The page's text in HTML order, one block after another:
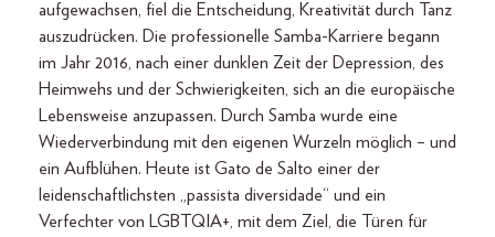
aufgewachsen, fiel die Entscheidung, Kreativität durch Tanz
auszudrücken. Die professionelle Samba-Karriere begann
im Jahr 2016, nach einer dunklen Zeit der Depression, des
Heimwehs und der Schwierigkeiten, sich an die europäische
Lebensweise anzupassen. Durch Samba wurde eine
Wiederverbindung mit den eigenen Wurzeln möglich – und
ein Aufblühen. Heute ist Gato de Salto einer der
leidenschaftlichsten „passista diversidade“ und ein
Verfechter von LGBTQIA+, mit dem Ziel, die Türen für